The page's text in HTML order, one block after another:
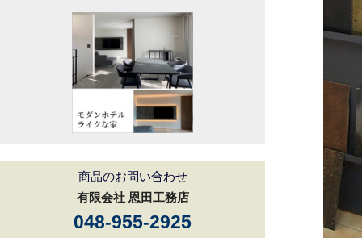
商品のお問い合わせ
有限会社 恩田工務店
048-955-2925